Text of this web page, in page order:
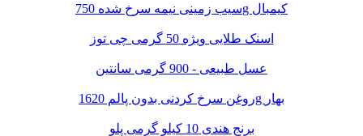
سیب زمینی نیمه سرخ شده 750g کیمبال
اسنک طلایی ویژه 50 گرمی چی توز
عسل طبیعی - 900 گرمی سانتین
روغن سرخ کردنی بدون پالم 1620g بهار
برنج هندی 10 کیلو گرمی پلو